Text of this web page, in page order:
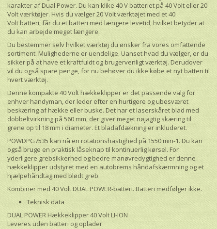
karakter af Dual Power. Du kan klike 40 V batteriet på 40 Volt eller 20
Volt værktøjer. Hvis du vælger 20 Volt værktøjet med et 40
Volt batteri, får du et batteri med længere levetid, hvilket betyder at
du kan arbejde meget længere.
Du bestemmer selv hvilket værktøj du ønsker fra vores omfattende
sortiment. Mulighederne er uendelige. Uanset hvad du vælger, er du
sikker på at have et kraftfuldt og brugervenligt værktøj. Derudover
vil du også spare penge, for nu behøver du ikke købe et nyt batteri til
hvert værktøj.
Denne kompakte 40 Volt hækkeklipper er det passende valg for
enhver handyman, der leder efter en hurtigere og ubesværet
beskæring af hække eller buske. Det har et laserskåret blad med
dobbeltvirkning på 560 mm, der giver meget nøjagtig skæring til
grene op til 18 mm i diameter. Et bladafdækning er inkluderet.
POWDPG7535 kan nå en rotationshastighed på 1550 min-1. Du kan
også bruge en praktisk låseknap til kontinuerlig kørsel. For
yderligere grebsikkerhed og bedre manøvredygtighed er denne
hækkeklipper udstyret med en autobrems håndafskærmning og et
hjælpehåndtag med blødt greb.
Kombiner med 40 Volt DUAL POWER-batteri. Batteri medfølger ikke.
Teknisk data
DUAL POWER Hækkeklipper 40 Volt LI-ION
Leveres uden batteri og oplader